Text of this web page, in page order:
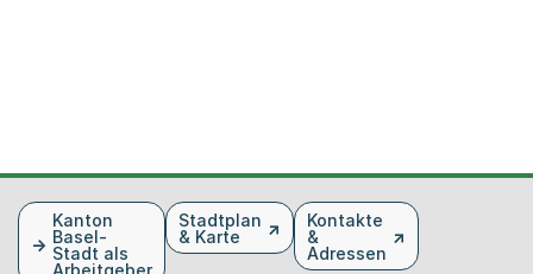
FusszeileKanton
Basel-
Stadt als
Arbeitgeber
Stadtplan
& Karte
Kontakte
&
Adressen